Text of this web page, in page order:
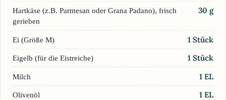
Hartkäse (z.B. Parmesan oder Grana Padano), frisch
gerieben
30 g
Ei (Größe M) 1 Stück
Eigelb (für die Eistreiche) 1 Stück
Milch 1 EL
Olivenöl 1 EL